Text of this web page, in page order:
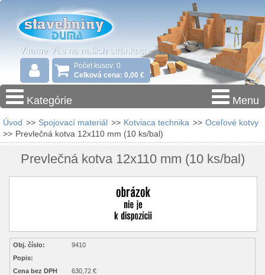
Počet kusov: 0
Celková cena: 0,00 €
Kategórie Menu
Úvod >> Spojovací materiál >> Kotviaca technika >> Oceľové kotvy
>> Prevlečná kotva 12x110 mm (10 ks/bal)
Prevlečná kotva 12x110 mm (10 ks/bal)
Obj. číslo:
9410
Popis:
Cena bez DPH
630,72 €